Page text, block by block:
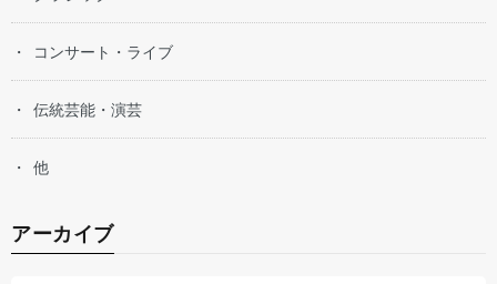
コンサート・ライブ
伝統芸能・演芸
他
アーカイブ